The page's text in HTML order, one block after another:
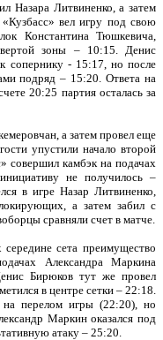
Назара Литвиненко, а затем
вел игру под свою
Константина Тюшкевича,
зоны – 10:15. Денис
сопернику - 15:17, но после
подряд – 15:20. Ответа на
20:25 партия осталась за
а затем провел еще
упустили начало второй
совершил камбэк на подачах
не получилось –
в игре Назар Литвиненко,
а затем забил с
сравняли счет в матче.
сета преимущество
Александра Маркина
Бирюков тут же провел
в центре сетки – 22:18.
перелом игры (22:20), но
Маркин оказался под
атаку – 25:20.